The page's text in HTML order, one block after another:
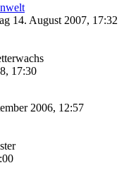
14. August 2007, 17:32
17:30
2006, 12:57